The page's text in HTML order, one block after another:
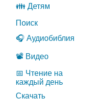
👪 Детям
Поиск
🎧 Аудиобиблия
📽️ Видео
📅 Чтение на
каждый день
Скачать